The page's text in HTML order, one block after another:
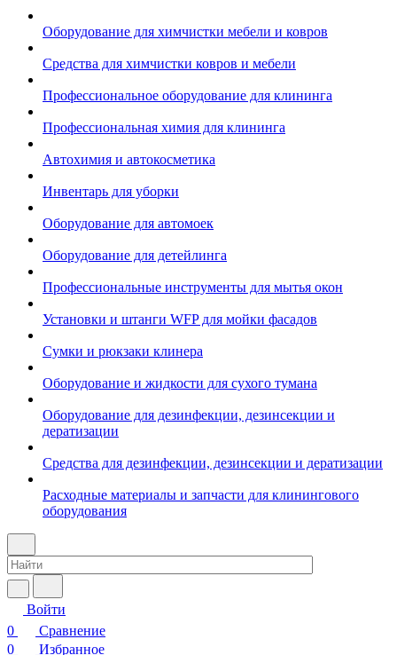
Оборудование для химчистки мебели и ковров
Средства для химчистки ковров и мебели
Профессиональное оборудование для клининга
Профессиональная химия для клининга
Автохимия и автокосметика
Инвентарь для уборки
Оборудование для автомоек
Оборудование для детейлинга
Профессиональные инструменты для мытья окон
Установки и штанги WFP для мойки фасадов
Сумки и рюкзаки клинера
Оборудование и жидкости для сухого тумана
Оборудование для дезинфекции, дезинсекции и
дератизации
Средства для дезинфекции, дезинсекции и дератизации
Расходные материалы и запчасти для клинингового
оборудования
Войти
0
Сравнение
0
Избранное